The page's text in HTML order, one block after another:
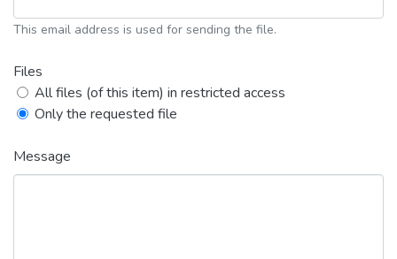
This email address is used for sending the file.
Files
All files (of this item) in restricted access
Only the requested file
Message